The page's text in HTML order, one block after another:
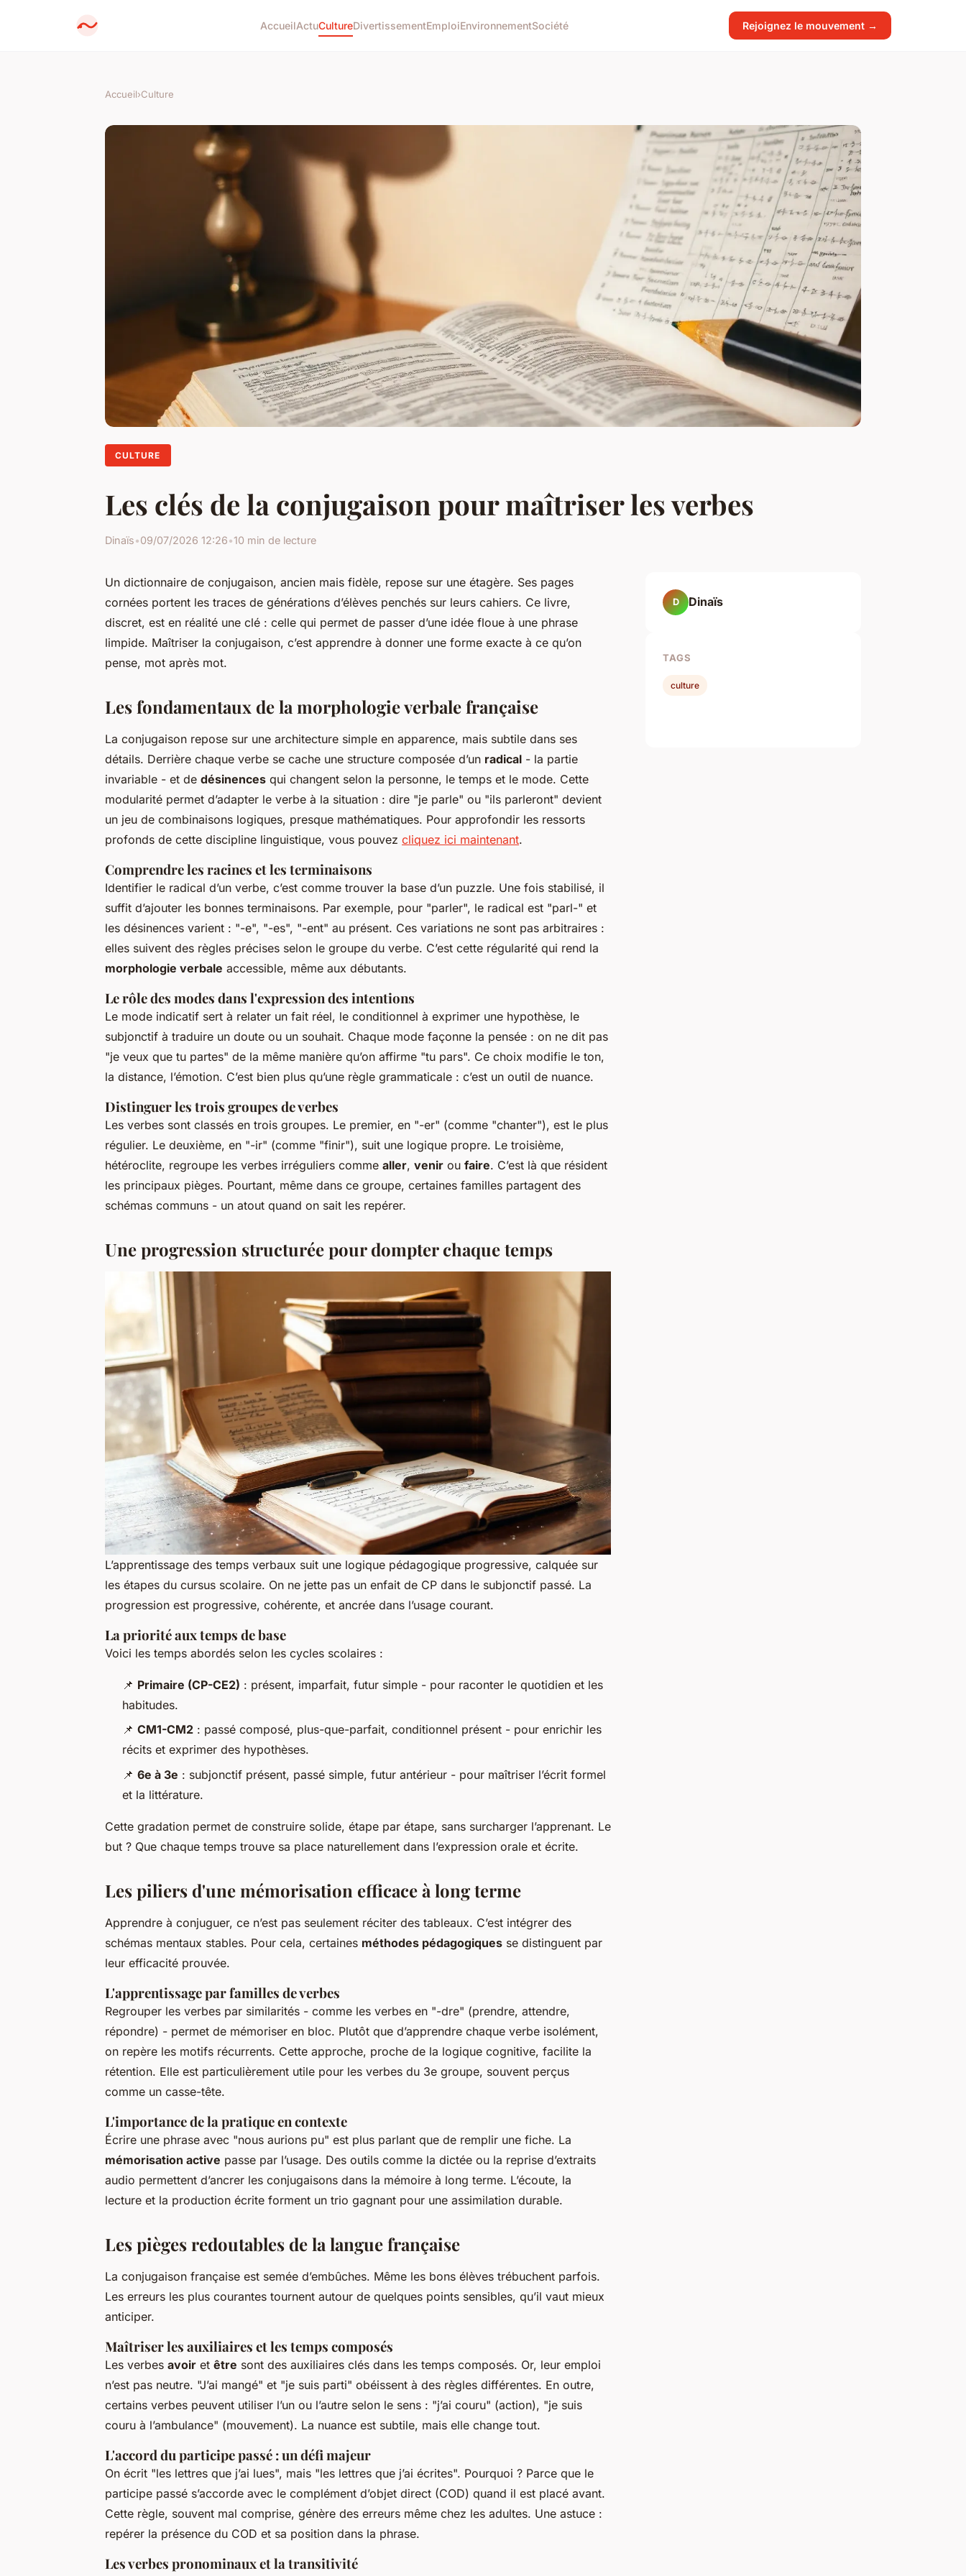
AccueilActuCultureDivertissementEmploiEnvironnementSociété Rejoignez le mouvement →
Accueil›Culture
CULTURE
Les clés de la conjugaison pour maîtriser les verbes
Dinaïs•09/07/2026 12:26•10 min de lecture
Un dictionnaire de conjugaison, ancien mais fidèle, repose sur une étagère. Ses pages
cornées portent les traces de générations d’élèves penchés sur leurs cahiers. Ce livre,
discret, est en réalité une clé : celle qui permet de passer d’une idée floue à une phrase
limpide. Maîtriser la conjugaison, c’est apprendre à donner une forme exacte à ce qu’on
pense, mot après mot.
Les fondamentaux de la morphologie verbale française
La conjugaison repose sur une architecture simple en apparence, mais subtile dans ses
détails. Derrière chaque verbe se cache une structure composée d’un radical - la partie
invariable - et de désinences qui changent selon la personne, le temps et le mode. Cette
modularité permet d’adapter le verbe à la situation : dire "je parle" ou "ils parleront" devient
un jeu de combinaisons logiques, presque mathématiques. Pour approfondir les ressorts
profonds de cette discipline linguistique, vous pouvez cliquez ici maintenant.
Comprendre les racines et les terminaisons
Identifier le radical d’un verbe, c’est comme trouver la base d’un puzzle. Une fois stabilisé, il
suffit d’ajouter les bonnes terminaisons. Par exemple, pour "parler", le radical est "parl-" et
les désinences varient : "-e", "-es", "-ent" au présent. Ces variations ne sont pas arbitraires :
elles suivent des règles précises selon le groupe du verbe. C’est cette régularité qui rend la
morphologie verbale accessible, même aux débutants.
Le rôle des modes dans l'expression des intentions
Le mode indicatif sert à relater un fait réel, le conditionnel à exprimer une hypothèse, le
subjonctif à traduire un doute ou un souhait. Chaque mode façonne la pensée : on ne dit pas
"je veux que tu partes" de la même manière qu’on affirme "tu pars". Ce choix modifie le ton,
la distance, l’émotion. C’est bien plus qu’une règle grammaticale : c’est un outil de nuance.
Distinguer les trois groupes de verbes
Les verbes sont classés en trois groupes. Le premier, en "-er" (comme "chanter"), est le plus
régulier. Le deuxième, en "-ir" (comme "finir"), suit une logique propre. Le troisième,
hétéroclite, regroupe les verbes irréguliers comme aller, venir ou faire. C’est là que résident
les principaux pièges. Pourtant, même dans ce groupe, certaines familles partagent des
schémas communs - un atout quand on sait les repérer.
Une progression structurée pour dompter chaque temps
L’apprentissage des temps verbaux suit une logique pédagogique progressive, calquée sur
les étapes du cursus scolaire. On ne jette pas un enfait de CP dans le subjonctif passé. La
progression est progressive, cohérente, et ancrée dans l’usage courant.
La priorité aux temps de base
Voici les temps abordés selon les cycles scolaires :
📌 Primaire (CP-CE2) : présent, imparfait, futur simple - pour raconter le quotidien et les
habitudes.
📌 CM1-CM2 : passé composé, plus-que-parfait, conditionnel présent - pour enrichir les
récits et exprimer des hypothèses.
📌 6e à 3e : subjonctif présent, passé simple, futur antérieur - pour maîtriser l’écrit formel
et la littérature.
Cette gradation permet de construire solide, étape par étape, sans surcharger l’apprenant. Le
but ? Que chaque temps trouve sa place naturellement dans l’expression orale et écrite.
Les piliers d'une mémorisation efficace à long terme
Apprendre à conjuguer, ce n’est pas seulement réciter des tableaux. C’est intégrer des
schémas mentaux stables. Pour cela, certaines méthodes pédagogiques se distinguent par
leur efficacité prouvée.
L'apprentissage par familles de verbes
Regrouper les verbes par similarités - comme les verbes en "-dre" (prendre, attendre,
répondre) - permet de mémoriser en bloc. Plutôt que d’apprendre chaque verbe isolément,
on repère les motifs récurrents. Cette approche, proche de la logique cognitive, facilite la
rétention. Elle est particulièrement utile pour les verbes du 3e groupe, souvent perçus
comme un casse-tête.
L'importance de la pratique en contexte
Écrire une phrase avec "nous aurions pu" est plus parlant que de remplir une fiche. La
mémorisation active passe par l’usage. Des outils comme la dictée ou la reprise d’extraits
audio permettent d’ancrer les conjugaisons dans la mémoire à long terme. L’écoute, la
lecture et la production écrite forment un trio gagnant pour une assimilation durable.
Les pièges redoutables de la langue française
La conjugaison française est semée d’embûches. Même les bons élèves trébuchent parfois.
Les erreurs les plus courantes tournent autour de quelques points sensibles, qu’il vaut mieux
anticiper.
Maîtriser les auxiliaires et les temps composés
Les verbes avoir et être sont des auxiliaires clés dans les temps composés. Or, leur emploi
n’est pas neutre. "J’ai mangé" et "je suis parti" obéissent à des règles différentes. En outre,
certains verbes peuvent utiliser l’un ou l’autre selon le sens : "j’ai couru" (action), "je suis
couru à l’ambulance" (mouvement). La nuance est subtile, mais elle change tout.
L'accord du participe passé : un défi majeur
On écrit "les lettres que j’ai lues", mais "les lettres que j’ai écrites". Pourquoi ? Parce que le
participe passé s’accorde avec le complément d’objet direct (COD) quand il est placé avant.
Cette règle, souvent mal comprise, génère des erreurs même chez les adultes. Une astuce :
repérer la présence du COD et sa position dans la phrase.
Les verbes pronominaux et la transitivité
D Dinaïs
TAGS
culture